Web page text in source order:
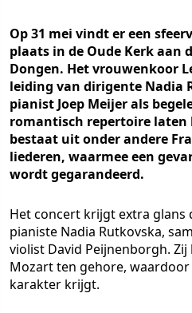
Op 31 mei vindt er een
plaats in de Oude Kerk aan
Dongen. Het vrouwenkoor
leiding van dirigente Nadia
pianist Joep Meijer als
romantisch repertoire
bestaat uit onder andere
liederen, waarmee een
wordt gegarandeerd.
Het concert krijgt extra glans
pianiste Nadia Rutkovska,
violist David Peijnenborgh.
Mozart ten gehore,
karakter krijgt.